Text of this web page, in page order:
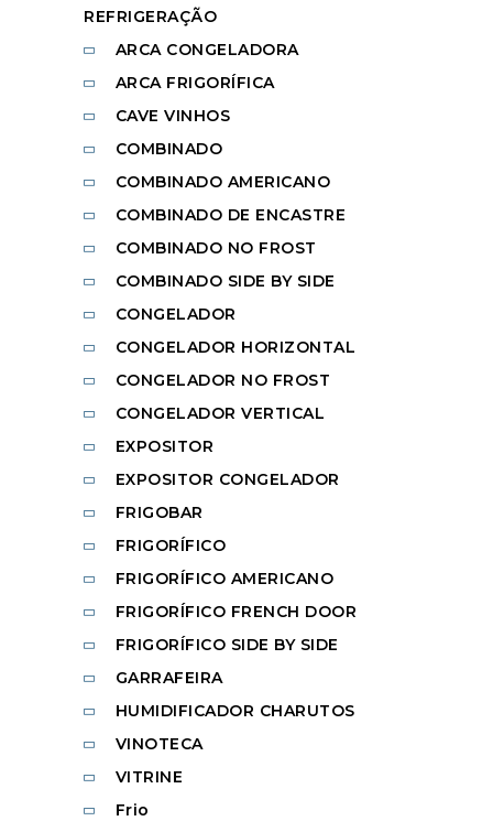
REFRIGERAÇÃO
ARCA CONGELADORA
ARCA FRIGORÍFICA
CAVE VINHOS
COMBINADO
COMBINADO AMERICANO
COMBINADO DE ENCASTRE
COMBINADO NO FROST
COMBINADO SIDE BY SIDE
CONGELADOR
CONGELADOR HORIZONTAL
CONGELADOR NO FROST
CONGELADOR VERTICAL
EXPOSITOR
EXPOSITOR CONGELADOR
FRIGOBAR
FRIGORÍFICO
FRIGORÍFICO AMERICANO
FRIGORÍFICO FRENCH DOOR
FRIGORÍFICO SIDE BY SIDE
GARRAFEIRA
HUMIDIFICADOR CHARUTOS
VINOTECA
VITRINE
Frio